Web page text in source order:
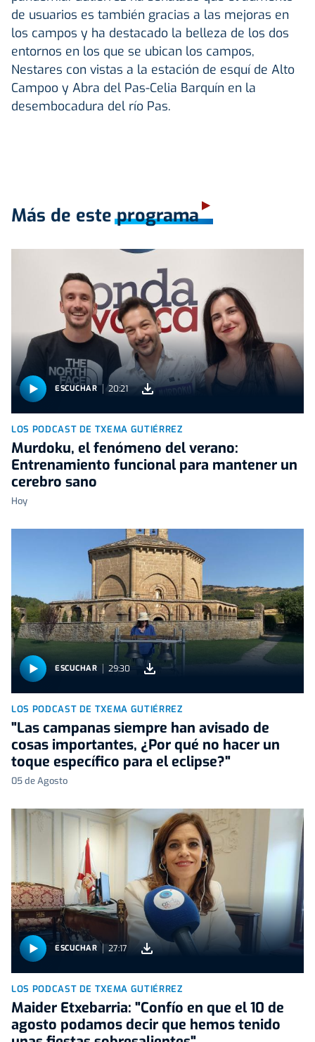
de usuarios es también gracias a las mejoras en
los campos y ha destacado la belleza de los dos
entornos en los que se ubican los campos,
Nestares con vistas a la estación de esquí de Alto
Campoo y Abra del Pas-Celia Barquín en la
desembocadura del río Pas.
Más de este programa
ESCUCHAR 20:21
LOS PODCAST DE TXEMA GUTIÉRREZ
Murdoku, el fenómeno del verano:
Entrenamiento funcional para mantener un
cerebro sano
Hoy
ESCUCHAR 29:30
LOS PODCAST DE TXEMA GUTIÉRREZ
"Las campanas siempre han avisado de
cosas importantes, ¿Por qué no hacer un
toque específico para el eclipse?"
05 de Agosto
ESCUCHAR 27:17
LOS PODCAST DE TXEMA GUTIÉRREZ
Maider Etxebarria: "Confío en que el 10 de
agosto podamos decir que hemos tenido